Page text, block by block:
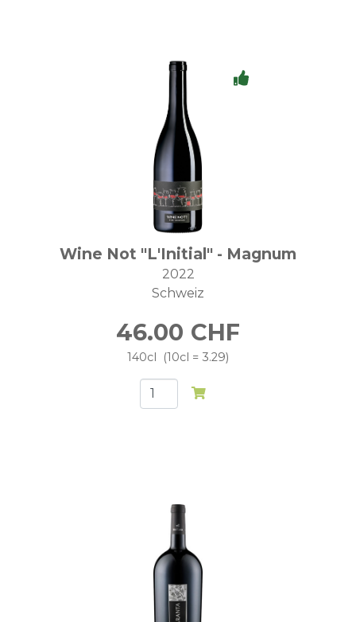
Wine Not "L'Initial" - Magnum
2022
Schweiz
46.00 CHF
140cl 10cl = 3.29